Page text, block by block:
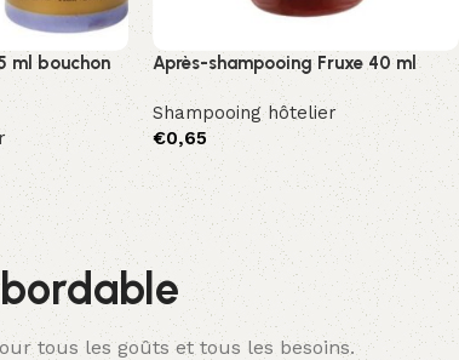
ml bouchon
Après-shampooing Fruxe 40 ml
Shampooing hôtelier
€0,65
Sepete Ekle
tous les goûts et tous les besoins.